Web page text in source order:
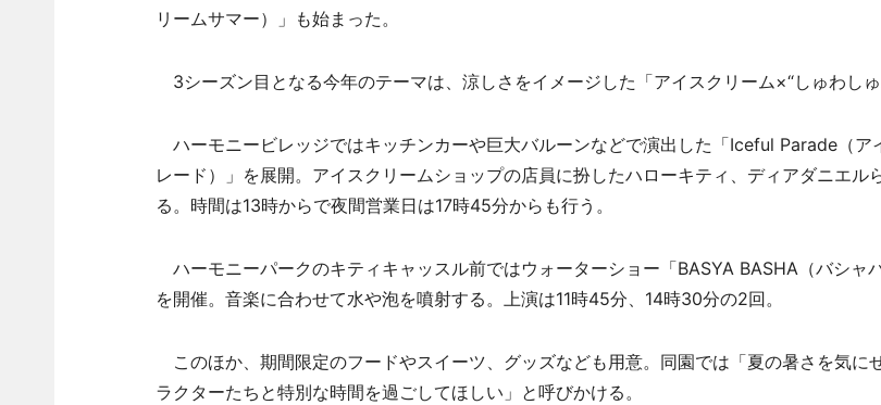
リームサマー）」も始まった。
3シーズン目となる今年のテーマは、涼しさをイメージした「アイスクリーム×“しゅわしゅ
ハーモニービレッジではキッチンカーや巨大バルーンなどで演出した「Iceful Parade（ア
レード）」を展開。アイスクリームショップの店員に扮したハローキティ、ディアダニエル
る。時間は13時からで夜間営業日は17時45分からも行う。
ハーモニーパークのキティキャッスル前ではウォーターショー「BASYA BASHA（バシャバ
を開催。音楽に合わせて水や泡を噴射する。上演は11時45分、14時30分の2回。
このほか、期間限定のフードやスイーツ、グッズなども用意。同園では「夏の暑さを気に
ラクターたちと特別な時間を過ごしてほしい」と呼びかける。